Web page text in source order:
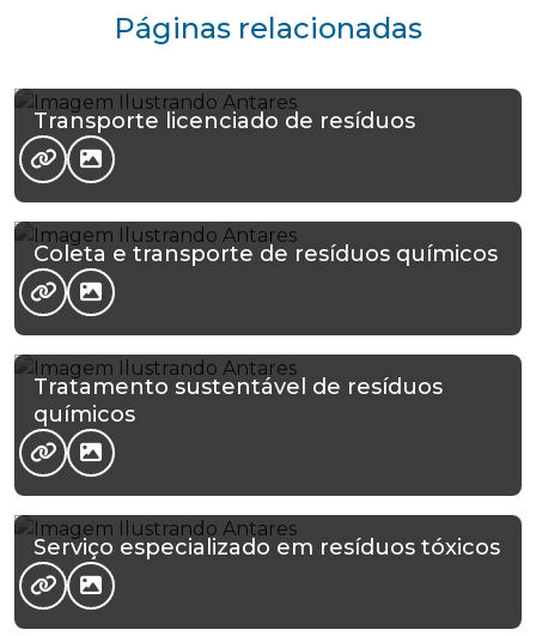
Páginas relacionadas
Transporte licenciado de resíduos
Coleta e transporte de resíduos químicos
Tratamento sustentável de resíduos
químicos
Serviço especializado em resíduos tóxicos